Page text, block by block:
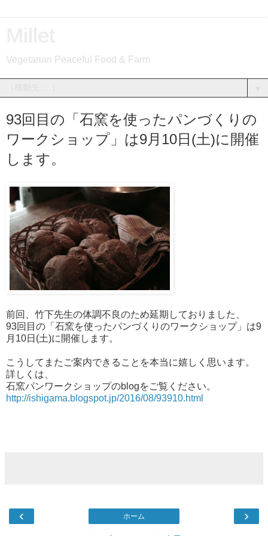
Vegetarian Peaceful Food & Farm
93回目の「石窯を使ったパンづくりの
ワークショップ」は9月10日(土)に開催
します。
前回、竹下先生の体調不良のため延期しておりました、
93回目の「石窯を使ったパンづくりのワークショップ」は9
月10日(土)に開催します。
こうしてまたご案内できることを本当に嬉しく思います。
詳しくは、
石窯パンワークショップのblogをご覧ください。
http://ishigama.blogspot.jp/2016/08/93910.html
‹ ›
ホーム